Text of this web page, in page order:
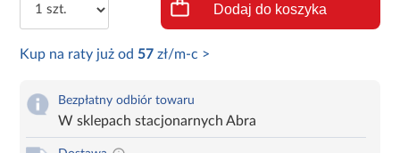
Dodaj do koszyka
Kup na raty już od 57 zł/m-c >
Bezpłatny odbiór towaru
W sklepach stacjonarnych Abra